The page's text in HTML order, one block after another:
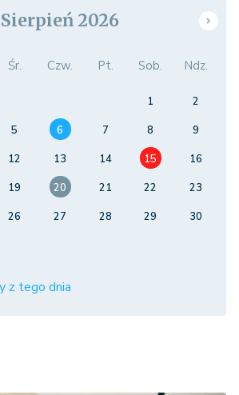
Sierpień 2026
Śr. Czw. Pt. Sob. Ndz.
1
2
5 6 7 8
9
12 13 14 15
16
19 20 21 22
23
26 27 28 29
30
z tego dnia